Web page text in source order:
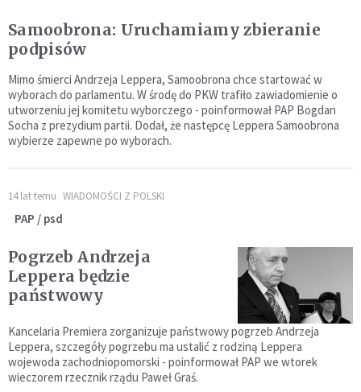
Samoobrona: Uruchamiamy zbieranie
podpisów
Mimo śmierci Andrzeja Leppera, Samoobrona chce startować w
wyborach do parlamentu. W środę do PKW trafiło zawiadomienie o
utworzeniu jej komitetu wyborczego - poinformował PAP Bogdan
Socha z prezydium partii. Dodał, że następcę Leppera Samoobrona
wybierze zapewne po wyborach.
14 lat temu WIADOMOŚCI Z POLSKI
PAP / psd
Pogrzeb Andrzeja
Leppera będzie
państwowy
Kancelaria Premiera zorganizuje państwowy pogrzeb Andrzeja
Leppera, szczegóły pogrzebu ma ustalić z rodziną Leppera
wojewoda zachodniopomorski - poinformował PAP we wtorek
wieczorem rzecznik rządu Paweł Graś.